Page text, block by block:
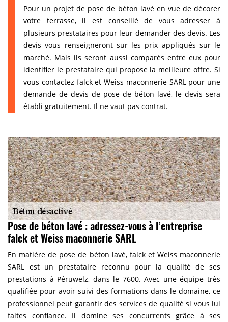
Pour un projet de pose de béton lavé en vue de décorer
votre terrasse, il est conseillé de vous adresser à
plusieurs prestataires pour leur demander des devis. Les
devis vous renseigneront sur les prix appliqués sur le
marché. Mais ils seront aussi comparés entre eux pour
identifier le prestataire qui propose la meilleure offre. Si
vous contactez falck et Weiss maconnerie SARL pour une
demande de devis de pose de béton lavé, le devis sera
établi gratuitement. Il ne vaut pas contrat.
Pose de béton lavé : adressez-vous à l’entreprise
falck et Weiss maconnerie SARL
En matière de pose de béton lavé, falck et Weiss maconnerie
SARL est un prestataire reconnu pour la qualité de ses
prestations à Péruwelz, dans le 7600. Avec une équipe très
qualifiée pour avoir suivi des formations dans le domaine, ce
professionnel peut garantir des services de qualité si vous lui
faites confiance. Il domine ses concurrents grâce à ses